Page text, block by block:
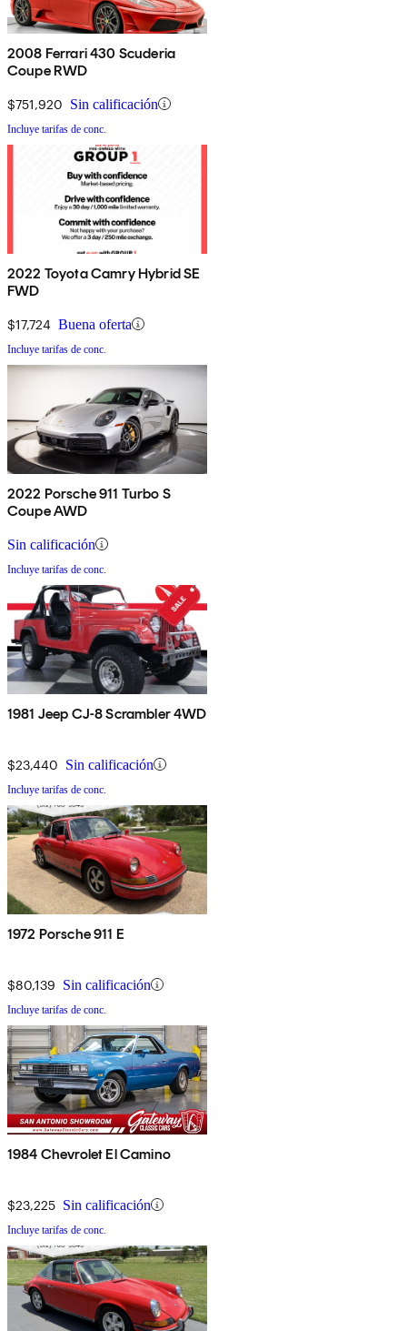
2008 Ferrari 430 Scuderia
Coupe RWD
$751,920 Sin calificación
Incluye tarifas de conc.
2022 Toyota Camry Hybrid SE
FWD
$17,724 Buena oferta
Incluye tarifas de conc.
2022 Porsche 911 Turbo S
Coupe AWD
Sin calificación
Incluye tarifas de conc.
1981 Jeep CJ-8 Scrambler 4WD
$23,440 Sin calificación
Incluye tarifas de conc.
1972 Porsche 911 E
$80,139 Sin calificación
Incluye tarifas de conc.
1984 Chevrolet El Camino
$23,225 Sin calificación
Incluye tarifas de conc.